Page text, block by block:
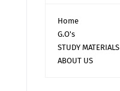
Home
G.O's
STUDY MATERIALS
ABOUT US